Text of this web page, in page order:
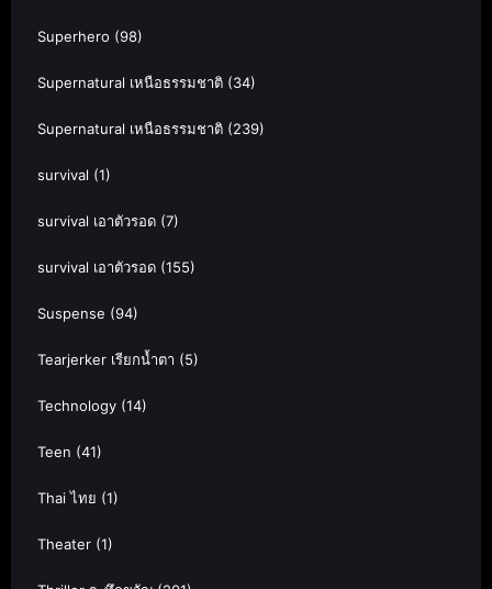
Superhero (98)
Supernatural เหนือธรรมชาติ (34)
Supernatural เหนือธรรมชาติ (239)
survival (1)
survival เอาตัวรอด (7)
survival เอาตัวรอด (155)
Suspense (94)
Tearjerker เรียกน้ำตา (5)
Technology (14)
Teen (41)
Thai ไทย (1)
Theater (1)